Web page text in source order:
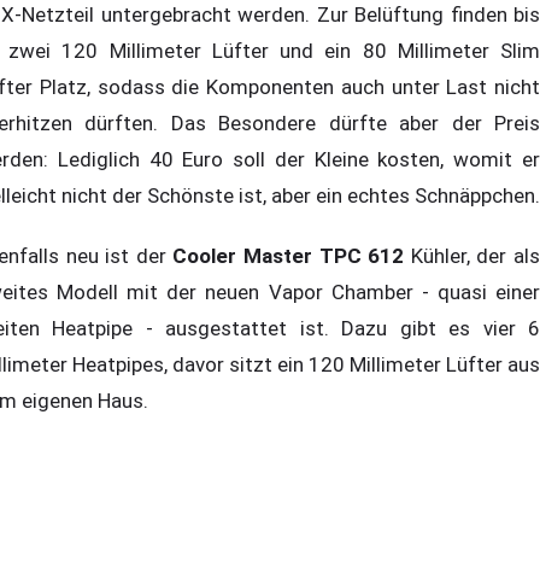
Netzteil untergebracht werden. Zur Belüftung finden bis
zwei 120 Millimeter Lüfter und ein 80 Millimeter Slim
Platz, sodass die Komponenten auch unter Last nicht
dürften. Das Besondere dürfte aber der Preis
Lediglich 40 Euro soll der Kleine kosten, womit er
nicht der Schönste ist, aber ein echtes Schnäppchen.
neu ist der Cooler Master TPC 612 Kühler, der als
Modell mit der neuen Vapor Chamber - quasi einer
Heatpipe - ausgestattet ist. Dazu gibt es vier 6
Heatpipes, davor sitzt ein 120 Millimeter Lüfter aus
eigenen Haus.